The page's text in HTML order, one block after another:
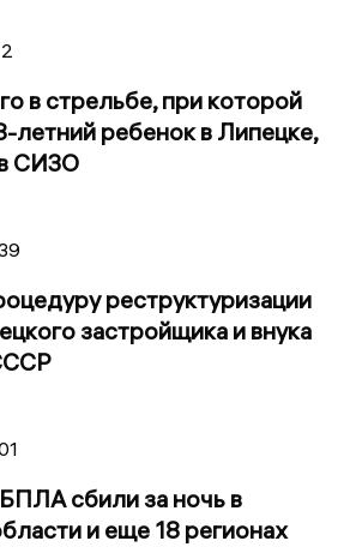
в стрельбе, при которой
летний ребенок в Липецке,
СИЗО
реструктуризации
застройщика и внука
сбили за ночь в
и еще 18 регионах